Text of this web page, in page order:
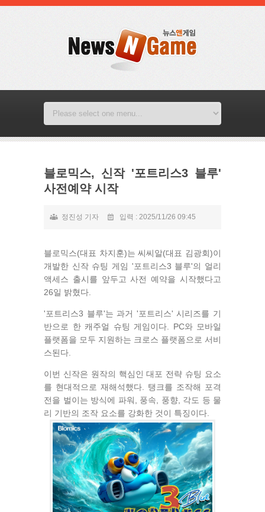
블로믹스, 신작 '포트리스3 블루'
사전예약 시작
정진성 기자 입력 : 2025/11/26 09:45
블로믹스(대표 차지훈)는 씨씨알(대표 김광회)이
개발한 신작 슈팅 게임 '포트리스3 블루'의 얼리
액세스 출시를 앞두고 사전 예약을 시작했다고
26일 밝혔다.
'포트리스3 블루'는 과거 '포트리스' 시리즈를 기
반으로 한 캐주얼 슈팅 게임이다. PC와 모바일
플랫폼을 모두 지원하는 크로스 플랫폼으로 서비
스된다.
이번 신작은 원작의 핵심인 대포 전략 슈팅 요소
를 현대적으로 재해석했다. 탱크를 조작해 포격
전을 벌이는 방식에 파워, 풍속, 풍향, 각도 등 물
리 기반의 조작 요소를 강화한 것이 특징이다.